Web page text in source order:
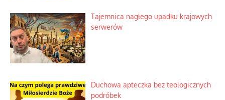
Tajemnica nagłego upadku krajowych
serwerów
Duchowa apteczka bez teologicznych
podróbek